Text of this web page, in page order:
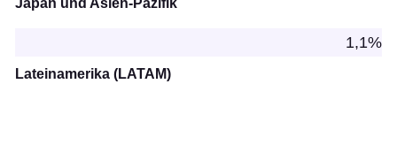
1,1%
Lateinamerika (LATAM)